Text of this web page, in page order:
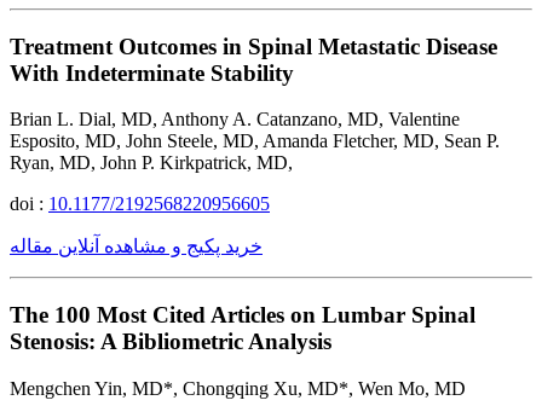
Treatment Outcomes in Spinal Metastatic Disease
With Indeterminate Stability
Brian L. Dial, MD, Anthony A. Catanzano, MD, Valentine
Esposito, MD, John Steele, MD, Amanda Fletcher, MD, Sean P.
Ryan, MD, John P. Kirkpatrick, MD,
doi : 10.1177/2192568220956605
خرید پکیج و مشاهده آنلاین مقاله
The 100 Most Cited Articles on Lumbar Spinal
Stenosis: A Bibliometric Analysis
Mengchen Yin, MD*, Chongqing Xu, MD*, Wen Mo, MD